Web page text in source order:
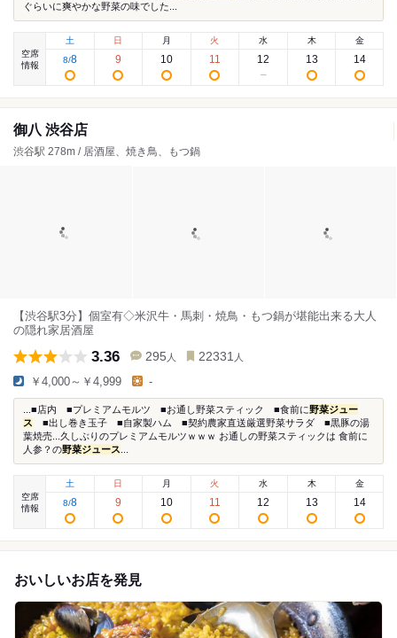
ぐらいに爽やかな野菜の味でした...
空席
情報
土
8/8
日
9
月
10
火
11
水
12
木
13
金
14
御八 渋谷店
渋谷駅 278m / 居酒屋、焼き鳥、もつ鍋
【渋谷駅3分】個室有◇米沢牛・馬刺・焼鳥・もつ鍋が堪能出来る大人
の隠れ家居酒屋
3.36 295 人 22331 人
￥4,000～￥4,999 -
...■店内 ■プレミアムモルツ ■お通し野菜スティック ■食前に野菜ジュー
ス ■出し巻き玉子 ■自家製ハム ■契約農家直送厳選野菜サラダ ■黒豚の湯
葉焼売...久しぶりのプレミアムモルツｗｗｗ お通しの野菜スティックは 食前に
人参？の野菜ジュース
空席
情報
土
8/8
日
9
月
10
火
11
水
12
木
13
金
14
おいしいお店を発見